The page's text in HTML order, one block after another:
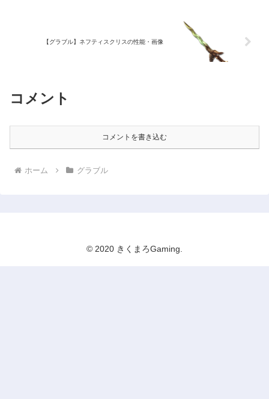
【グラブル】ネフティスクリスの性能・画像
コメント
コメントを書き込む
ホーム グラブル
© 2020 きくまろGaming.